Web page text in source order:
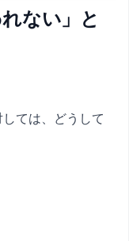
ない」と
ては、どうして